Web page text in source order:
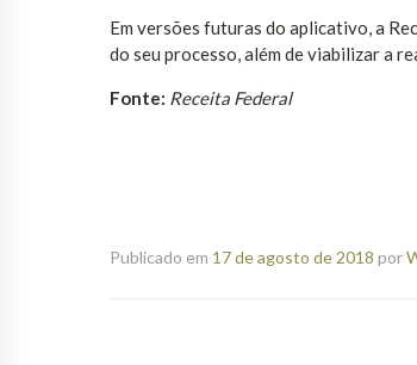
Em versões futuras do aplicativo, a
do seu processo, além de viabilizar a
Fonte: Receita Federal
Publicado em 17 de agosto de 2018 por